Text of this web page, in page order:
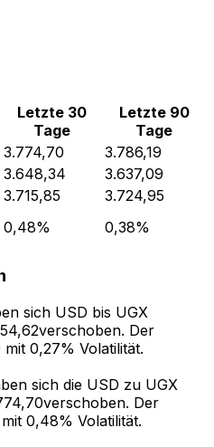
Letzte 30
Tage
Letzte 90
Tage
3.774,70
3.786,19
3.648,34
3.637,09
3.715,85
3.724,95
0,48% 0,38%
sich USD bis UGX
Der
0,27% Volatilität.
sich die USD zu UGX
Der
0,48% Volatilität.